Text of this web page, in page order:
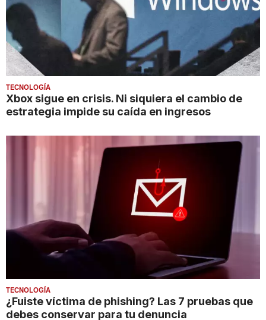
TECNOLOGÍA
Xbox sigue en crisis. Ni siquiera el cambio de
estrategia impide su caída en ingresos
TECNOLOGÍA
¿Fuiste víctima de phishing? Las 7 pruebas que
debes conservar para tu denuncia